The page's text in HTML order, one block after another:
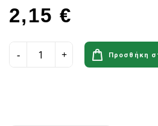
2,15 €
Προσθήκη